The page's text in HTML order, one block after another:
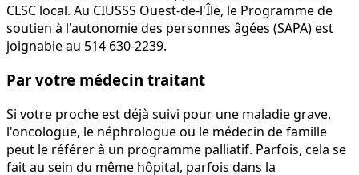
CLSC local. Au CIUSSS Ouest-de-l'Île, le Programme de
soutien à l'autonomie des personnes âgées (SAPA) est
joignable au 514 630-2239.
Par votre médecin traitant
Si votre proche est déjà suivi pour une maladie grave,
l'oncologue, le néphrologue ou le médecin de famille
peut le référer à un programme palliatif. Parfois, cela se
fait au sein du même hôpital, parfois dans la